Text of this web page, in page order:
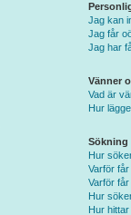
Jag kan
Jag får
Jag har
Vänner
Vad är
Hur
Sökning
Hur
Varför
Varför
Hur
Hur